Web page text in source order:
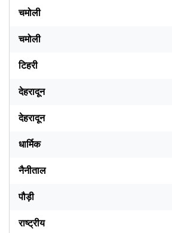
चमोली
चमोली
टिहरी
देहरादून
देहरादून
धार्मिक
नैनीताल
पौड़ी
राष्ट्रीय